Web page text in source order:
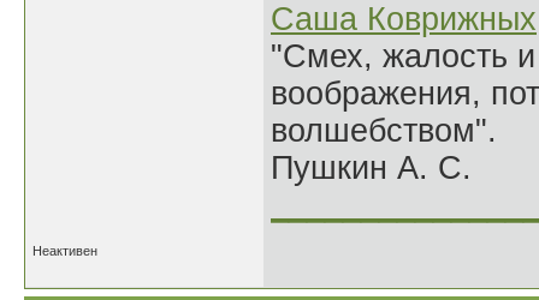
Саша Коврижных
"Смех, жалость
воображения,
волшебством".
Пушкин А. С.
Неактивен